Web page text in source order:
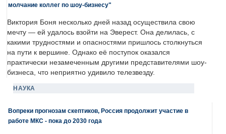
молчание коллег по шоу-бизнесу"
Виктория Боня несколько дней назад осуществила свою
мечту — ей удалось взойти на Эверест. Она делилась, с
какими трудностями и опасностями пришлось столкнуться
на пути к вершине. Однако её поступок оказался
практически незамеченным другими представителями шоу-
бизнеса, что неприятно удивило телезвезду.
НАУКА
Вопреки прогнозам скептиков, Россия продолжит участие в
работе МКС - пока до 2030 года